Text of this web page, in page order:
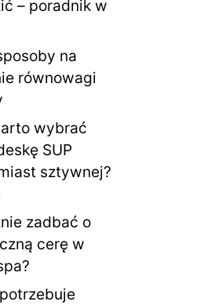
w
jak mądrze
– poradnik w
na
równowagi
wybrać
SUP
sztywnej?
zadbać o
cerę w